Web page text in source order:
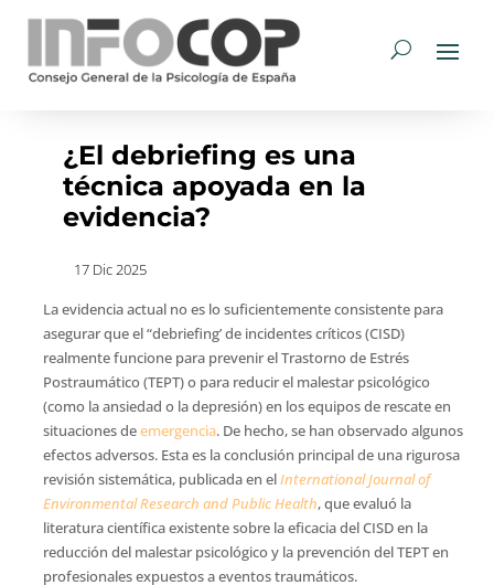
¿El debriefing es una
técnica apoyada en la
evidencia?
17 Dic 2025
La evidencia actual no es lo suficientemente consistente para
asegurar que el “debriefing’ de incidentes críticos (CISD)
realmente funcione para prevenir el Trastorno de Estrés
Postraumático (TEPT) o para reducir el malestar psicológico
(como la ansiedad o la depresión) en los equipos de rescate en
situaciones deemergencia. De hecho, se han observado algunos
efectos adversos. Esta es la conclusión principal de una rigurosa
revisión sistemática, publicada en elInternational Journal of
Environmental Research and Public Health, que evaluó la
literatura científica existente sobre la eficacia del CISD en la
reducción del malestar psicológico y la prevención del TEPT en
profesionales expuestos a eventos traumáticos.